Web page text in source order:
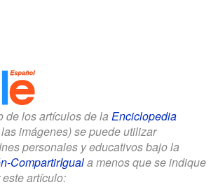
de los artículos de la Enciclopedia
imágenes) se puede utilizar
personales y educativos bajo la
CompartirIguala menos que se indique
artículo: